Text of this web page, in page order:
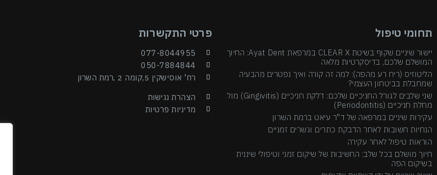
תחומי טיפול
יישור שיניים שקוף בשיטת CLEAR X במרפאת Ayat Dent: החיוך
המושלם שלכם, בדיסקרטיות מלאה
הליטוזיס (ריח רע מהפה): למה זה קורה ואיך נפטרים מהבעיה
שמחבלת בביטחון העצמי?
שני שלבים לגורל החניכיים שלכם: דלקת חניכיים (Gingivitis) מול
מחלת חניכיים (Periodontitis)
עקירות שיניים במרפאה של ד"ר עיאט ברמת השרון
הנחיות חשובות לאחר הדבקת כתרים וגשרים זמניים
הוראות טיפול לאחר עקירה
חיוך מושלם בכל שלב: החשיבות של שיקום זמני וטיפולי שיננית
בשיקום הפה
פרטי התקשרות
077-8044955
050-7884844
רח' אוסישקין 5,קומה 2 ,רמת השרון
הצהרת נגישות
מדיניות פרטיות